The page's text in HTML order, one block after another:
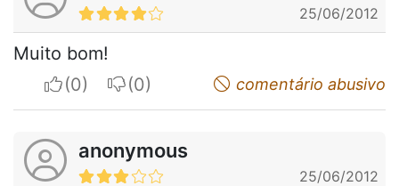
25/06/2012
Muito bom!
I apreciateI do not appreciatecomentário abusivo
anonymous
25/06/2012